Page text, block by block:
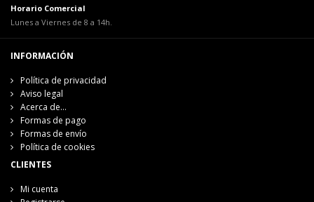
Horario Comercial
Lunes a Viernes de 8 a 14h.
INFORMACIÓN
Política de privacidad
Aviso legal
Acerca de...
Formas de pago
Formas de envío
Política de cookies
CLIENTES
Mi cuenta